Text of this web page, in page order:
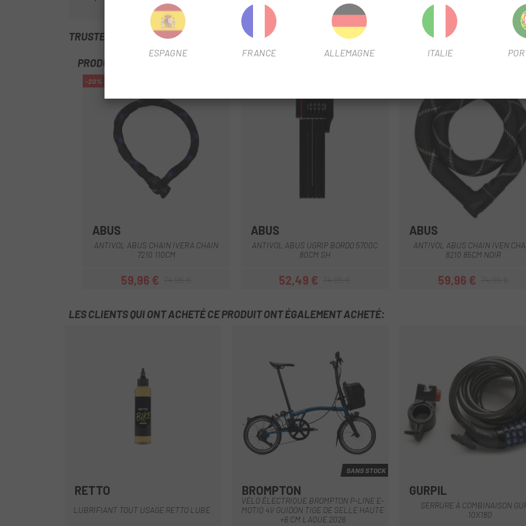
TRUSTED SHOPS REVIEWS
PRODUITS SIMILAIRES
-20%
ABUS
ANTIVOL ABUS CHAIN IVERA CHAIN
7210 110CM
Prix
59,96 €Prix habituel
ABUS
ANTIVOL ABUS UGRIP BORDO 5700C
80CM SH
Prix
52,49 €Prix habituel
ABUS
ANTIVOL ABUS CHAIN IVEN
8210 85CM NOIR
Prix
59,96 €Prix habituel
LES CLIENTS QUI ONT ACHETÉ CE PRODUIT ONT ÉGALEMENT ACHETÉ:
RETTO
LUBRIFIANT TOUT USAGE RETTO LUBE
Pacific Lacquer - Pacific Lacquer
SANS STOCK
BROMPTON
VÉLO ÉLECTRIQUE BROMPTON P-LINE E-
MOTIQ 4V GUIDON TIGE DE SELLE HAUTE
+6 CM LAQUE 2026
GURPIL
SERRURE À COMBINAISON
10X180
ESPAGNE FRANCE ALLEMAGNE ITALIE